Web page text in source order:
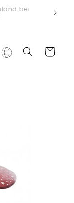
bei
Warenkorb